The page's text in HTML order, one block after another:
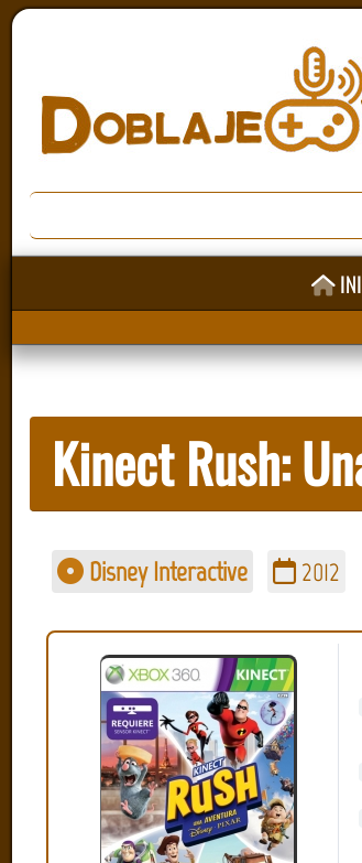
Kinect Rush:
Disney Interactive 2012